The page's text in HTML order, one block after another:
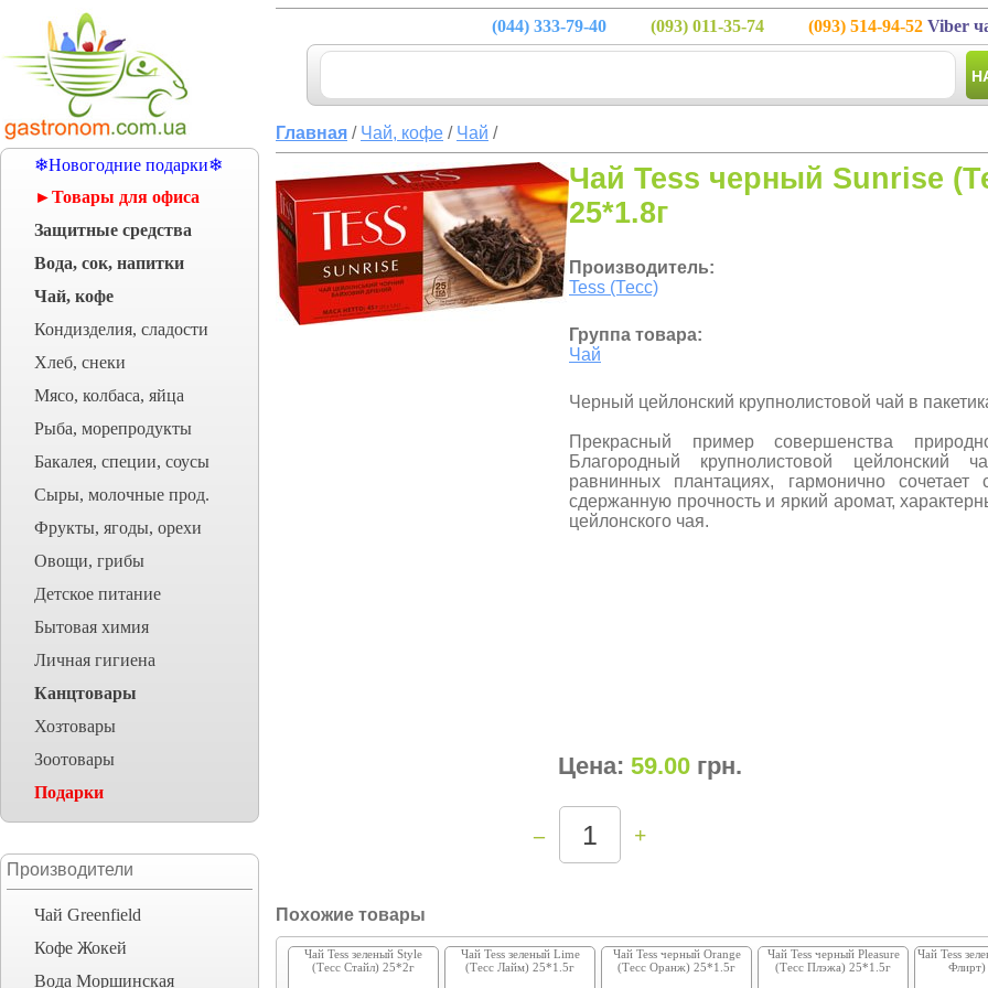
❄Новогодние подарки❄
►Товары для офиса
Защитные средства
Вода, сок, напитки
Чай, кофе
Кондизделия, сладости
Хлеб, снеки
Мясо, колбаса, яйца
Рыба, морепродукты
Бакалея, специи, соусы
Сыры, молочные прод.
Фрукты, ягоды, орехи
Овощи, грибы
Детское питание
Бытовая химия
Личная гигиена
Канцтовары
Хозтовары
Зоотовары
Подарки
Производители
Чай Greenfield
Кофе Жокей
Вода Моршинская
(044) 333-79-40 (093) 011-35-74 (093) 514-94-52 Viber
Главная / Чай, кофе / Чай /
Чай Tess черный Sunrise
25*1.8г
Производитель:
Tess (Тесс)
Группа товара:
Чай
Черный цейлонский крупнолистовой чай в
Прекрасный пример совершенства
Благородный крупнолистовой цейлонский
равнинных плантациях, гармонично
сдержанную прочность и яркий аромат,
цейлонского чая.
Цена: 59.00 грн.
– +
Похожие товары
Чай Tess зеленый Style
(Тесс Стайл) 25*2г
Чай Tess зеленый Lime
(Тесс Лайм) 25*1.5г
Чай Tess черный Orange
(Тесс Оранж) 25*1.5г
Чай Tess черный Pleasure
(Тесс Плэжа) 25*1.5г
Чай Tess